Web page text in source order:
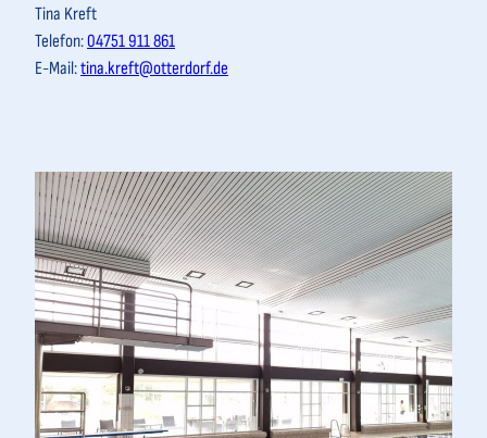
Tina Kreft
Telefon:04751 911 861
E-Mail:tina.kreft@otterdorf.de